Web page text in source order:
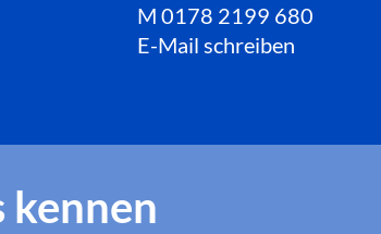
M 0178 2199 680
E-Mail schreiben
kennen